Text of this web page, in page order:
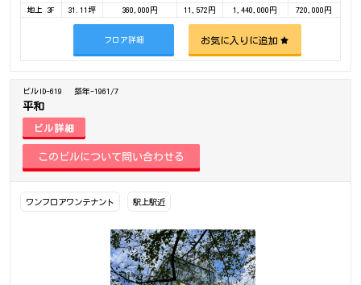
地上 3F
31.11坪 360,000円 11,572円 1,440,000円 720,000円
フロア詳細 お気に入りに追加
ビルID-619 築年-1961/7
平和
ビル詳細
ワンフロアワンテナント 駅上駅近